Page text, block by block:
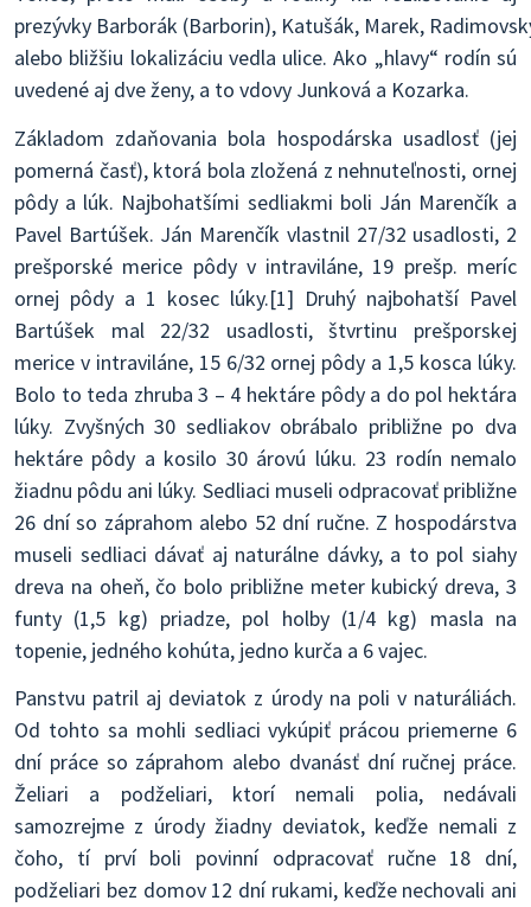
prezývky Barborák (Barborin), Katušák, Marek,
alebo bližšiu lokalizáciu vedla ulice. Ako „hlavy“ rodín sú
uvedené aj dve ženy, a to vdovy Junková a Kozarka.
Základom zdaňovania bola hospodárska usadlosť (jej
pomerná časť), ktorá bola zložená z nehnuteľnosti, ornej
pôdy a lúk. Najbohatšími sedliakmi boli Ján Marenčík a
Pavel Bartúšek. Ján Marenčík vlastnil 27/32 usadlosti, 2
prešporské merice pôdy v intraviláne, 19 prešp. meríc
ornej pôdy a 1 kosec lúky.[1] Druhý najbohatší Pavel
Bartúšek mal 22/32 usadlosti, štvrtinu prešporskej
merice v intraviláne, 15 6/32 ornej pôdy a 1,5 kosca lúky.
Bolo to teda zhruba 3 – 4 hektáre pôdy a do pol hektára
lúky. Zvyšných 30 sedliakov obrábalo približne po dva
hektáre pôdy a kosilo 30 árovú lúku. 23 rodín nemalo
žiadnu pôdu ani lúky. Sedliaci museli odpracovať približne
26 dní so záprahom alebo 52 dní ručne. Z hospodárstva
museli sedliaci dávať aj naturálne dávky, a to pol siahy
dreva na oheň, čo bolo približne meter kubický dreva, 3
funty (1,5 kg) priadze, pol holby (1/4 kg) masla na
topenie, jedného kohúta, jedno kurča a 6 vajec.
Panstvu patril aj deviatok z úrody na poli v naturáliách.
Od tohto sa mohli sedliaci vykúpiť prácou priemerne 6
dní práce so záprahom alebo dvanásť dní ručnej práce.
Želiari a podželiari, ktorí nemali polia, nedávali
samozrejme z úrody žiadny deviatok, keďže nemali z
čoho, tí prví boli povinní odpracovať ručne 18 dní,
podželiari bez domov 12 dní rukami, keďže nechovali ani